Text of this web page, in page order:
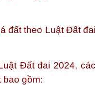
đất theo Luật Đất đai
Đất đai 2024, các
bao gồm: